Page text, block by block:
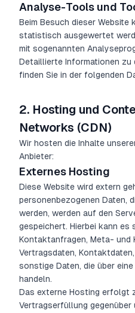
Analyse-Tools und
Beim Besuch dieser Website
statistisch ausgewertet
mit sogenannten
Detaillierte Informationen zu
finden Sie in der folgenden
2. Hosting und
Networks (CDN)
Wir hosten die Inhalte
Anbieter:
Externes Hosting
Diese Website wird extern
personenbezogenen Daten,
werden, werden auf den
gespeichert. Hierbei kann es
Kontaktanfragen, Meta- und
Vertragsdaten,
sonstige Daten, die über
handeln.
Das externe Hosting erfolgt
Vertragserfüllung